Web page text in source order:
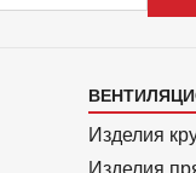
Каталог
4
Изделия
Изделия